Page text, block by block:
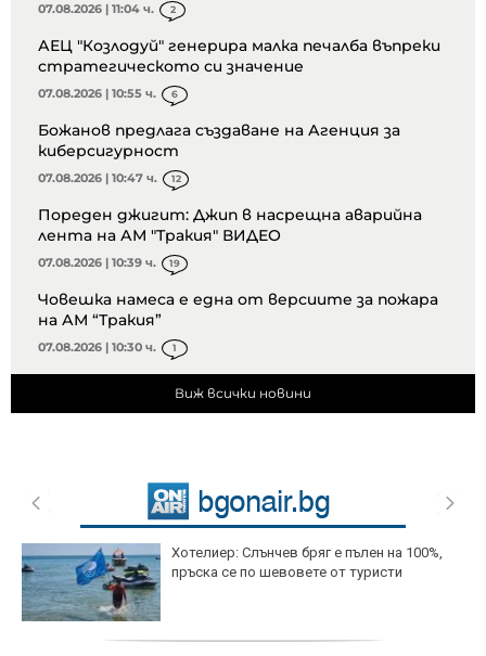
07.08.2026 | 11:04 ч. 2
АЕЦ "Козлодуй" генерира малка печалба въпреки
стратегическото си значение
07.08.2026 | 10:55 ч. 6
Божанов предлага създаване на Агенция за
киберсигурност
07.08.2026 | 10:47 ч. 12
Пореден джигит: Джип в насрещна аварийна
лента на АМ "Тракия" ВИДЕО
07.08.2026 | 10:39 ч. 19
Човешка намеса е една от версиите за пожара
на АМ “Тракия”
07.08.2026 | 10:30 ч. 1
Виж всички новини
Хотелиер: Слънчев бряг е пълен на 100%,
пръска се по шевовете от туристи